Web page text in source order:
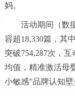
妈。
活动期间（数
容超18,330篇，其
突破754,287次，
均值，精准激活母
小敏感”品牌认知壁